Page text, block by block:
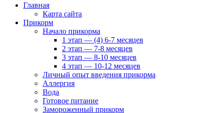
Главная
Карта сайта
Прикорм
Начало прикорма
1 этап — (4) 6-7 месяцев
2 этап — 7-8 месяцев
3 этап — 8-10 месяцев
4 этап — 10-12 месяцев
Личный опыт введения прикорма
Аллергия
Вода
Готовое питание
Замороженный прикорм